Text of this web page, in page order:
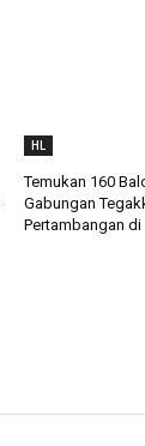
HL
Temukan 160
Gabungan
Pertambangan